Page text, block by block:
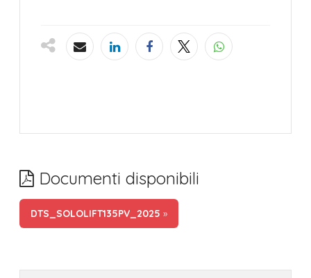
Documenti disponibili
DTS_SOLOLIFT135PV_2025 »